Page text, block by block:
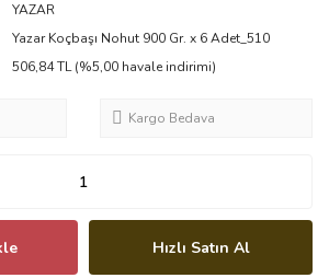
YAZAR
Yazar Koçbaşı Nohut 900 Gr. x 6 Adet_510
506,84 TL (%5,00 havale indirimi)
Kargo Bedava
Hızlı Satın Al